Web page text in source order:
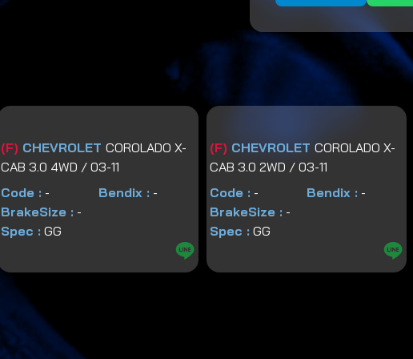
(F) CHEVROLET COROLADO X-
CAB 3.0 4WD / 03-11
Code : - Bendix : -
BrakeSize : -
Spec : GG
(F) CHEVROLET COROLADO X-
CAB 3.0 2WD / 03-11
Code : - Bendix : -
BrakeSize : -
Spec : GG